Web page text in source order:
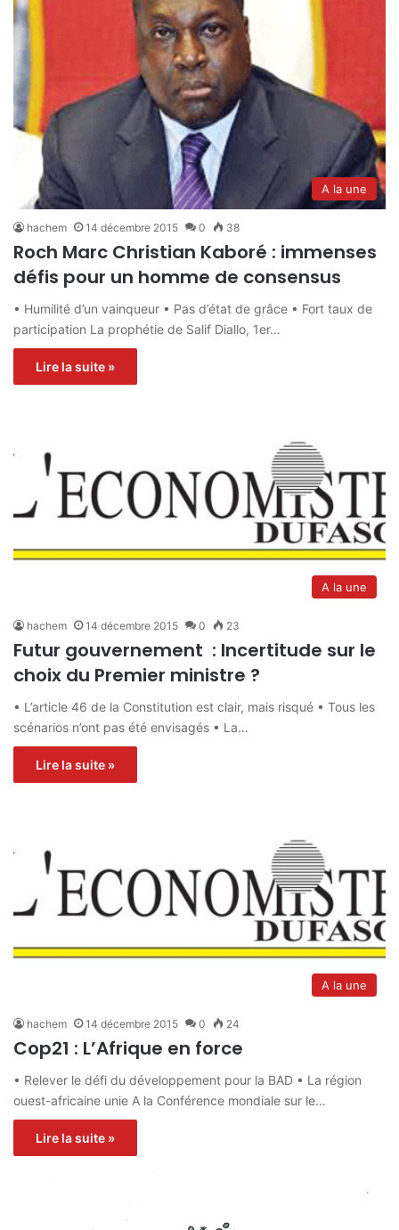
A la une
hachem 14 décembre 2015 0 38
Roch Marc Christian Kaboré : immenses
défis pour un homme de consensus
• Humilité d’un vainqueur • Pas d’état de grâce • Fort taux de
participation La prophétie de Salif Diallo, 1er…
Lire la suite »
A la une
hachem 14 décembre 2015 0 23
Futur gouvernement : Incertitude sur le
choix du Premier ministre ?
• L’article 46 de la Constitution est clair, mais risqué • Tous les
scénarios n’ont pas été envisagés • La…
Lire la suite »
A la une
hachem 14 décembre 2015 0 24
Cop21 : L’Afrique en force
• Relever le défi du développement pour la BAD • La région
ouest-africaine unie A la Conférence mondiale sur le…
Lire la suite »